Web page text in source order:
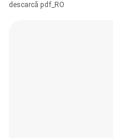
descarcă pdf_RO